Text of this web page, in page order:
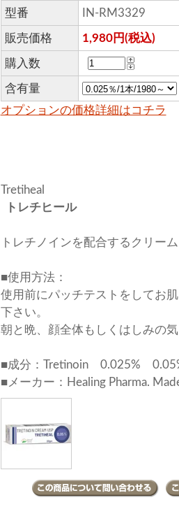
型番 IN-RM3329
販売価格 1,980円(税込)
購入数
含有量
オプションの価格詳細はコチラ
Tretiheal
トレチヒール
トレチノインを配合するクリーム
■使用方法：
使用前にパッチテストをしてお
下さい。
朝と晩、顔全体もしくはしみの
■成分：Tretinoin 0.025%
■メーカー：Healing Pharma.